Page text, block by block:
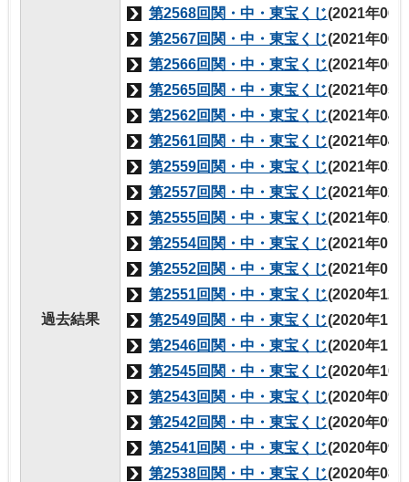
過去結果
第2568回関・中・東宝くじ(2021年06
第2567回関・中・東宝くじ(2021年06
第2566回関・中・東宝くじ(2021年06
第2565回関・中・東宝くじ(2021年05
第2562回関・中・東宝くじ(2021年04
第2561回関・中・東宝くじ(2021年04
第2559回関・中・東宝くじ(2021年03
第2557回関・中・東宝くじ(2021年02
第2555回関・中・東宝くじ(2021年02
第2554回関・中・東宝くじ(2021年01
第2552回関・中・東宝くじ(2021年01
第2551回関・中・東宝くじ(2020年12
第2549回関・中・東宝くじ(2020年11
第2546回関・中・東宝くじ(2020年11
第2545回関・中・東宝くじ(2020年10
第2543回関・中・東宝くじ(2020年09
第2542回関・中・東宝くじ(2020年09
第2541回関・中・東宝くじ(2020年09
第2538回関・中・東宝くじ(2020年08